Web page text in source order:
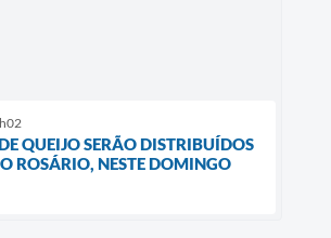
QUEIJO SERÃO DISTRIBUÍDOS
ROSÁRIO, NESTE DOMINGO